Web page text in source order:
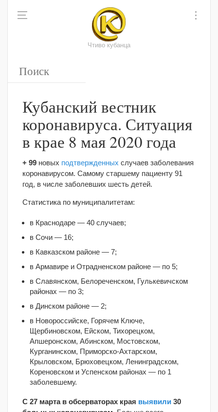
Чтиво кубанца
Кубанский вестник
коронавируса. Ситуация
в крае 8 мая 2020 года
+ 99 новых подтвержденных случаев заболевания
коронавирусом. Самому старшему пациенту 91
год, в числе заболевших шесть детей.
Статистика по муниципалитетам:
в Краснодаре — 40 случаев;
в Сочи — 16;
в Кавказском районе — 7;
в Армавире и Отрадненском районе — по 5;
в Славянском, Белореченском, Гулькевичском
районах — по 3;
в Динском районе — 2;
в Новороссийске, Горячем Ключе,
Щербиновском, Ейском, Тихорецком,
Апшеронском, Абинском, Мостовском,
Курганинском, Приморско-Ахтарском,
Крыловском, Брюховецком, Ленинградском,
Кореновском и Успенском районах — по 1
заболевшему.
С 27 марта в обсерваторах края выявили 30